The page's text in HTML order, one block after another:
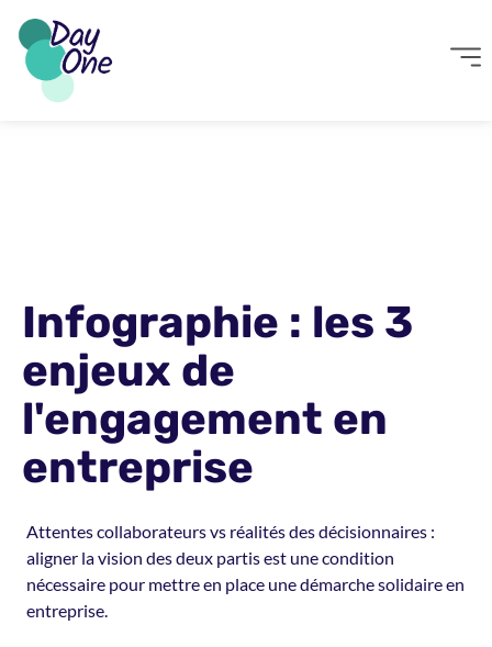
Infographie : les 3
enjeux de
l'engagement en
entreprise
Attentes collaborateurs vs réalités des décisionnaires :
aligner la vision des deux partis est une condition
nécessaire pour mettre en place une démarche solidaire en
entreprise.